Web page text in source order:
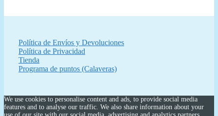
Política de Envíos y Devoluciones
Política de Privacidad
Tienda
Programa de puntos (Calaveras)
We use cookies to personalise content and ads, to provide social media
features and to analyse our traffic. We also share information about your